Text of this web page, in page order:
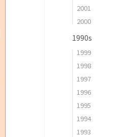
2001
2000
1990s
1999
1998
1997
1996
1995
1994
1993